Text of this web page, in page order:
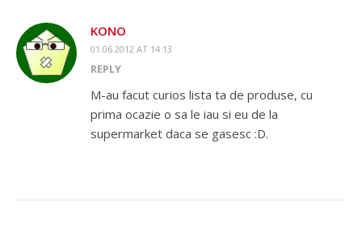
KONO
01.06.2012 AT 14:13
REPLY
M-au facut curios lista ta de produse, cu
prima ocazie o sa le iau si eu de la
supermarket daca se gasesc :D.